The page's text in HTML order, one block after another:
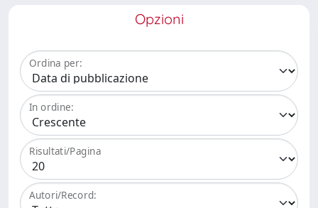
Opzioni
Ordina per:
In ordine:
Risultati/Pagina
Autori/Record: